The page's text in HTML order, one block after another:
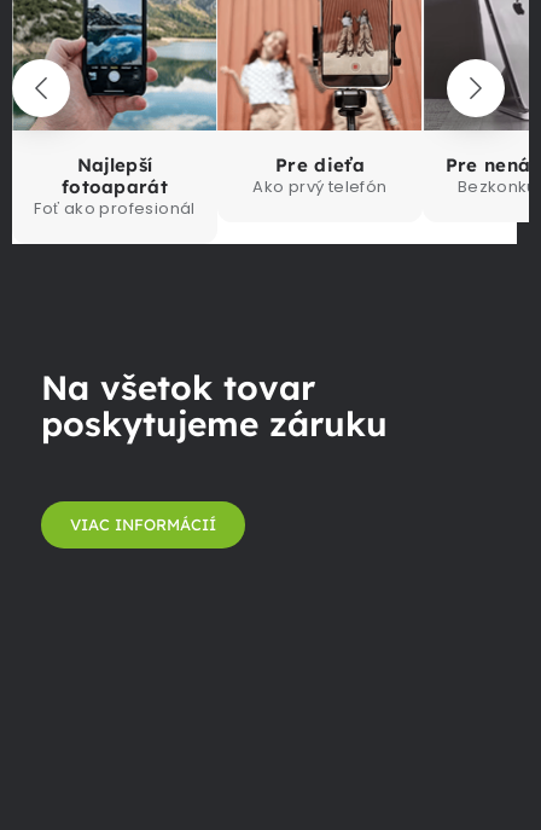
Najlepší
fotoaparát
Foť ako profesionál
Pre dieťa
Ako prvý telefón
Pre
Na všetok tovar
poskytujeme záruku
VIAC INFORMÁCIÍ